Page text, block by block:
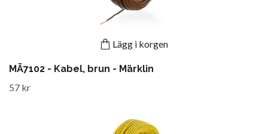
Lägg i korgen
MÄ7102 - Kabel, brun - Märklin
57 kr